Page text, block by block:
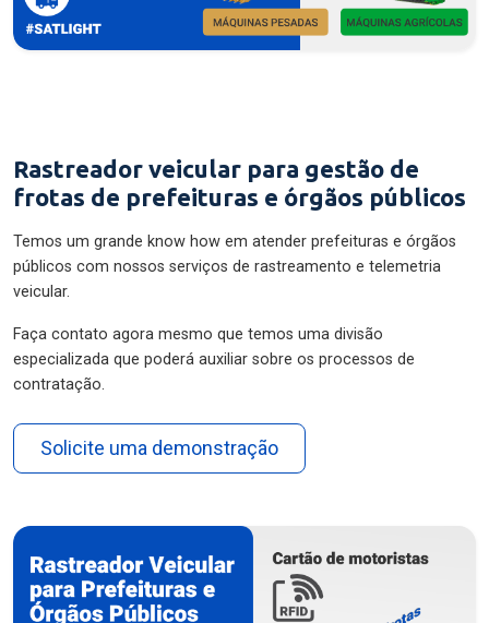
Rastreador veicular para gestão de
frotas de prefeituras e órgãos públicos
Temos um grande know how em atender prefeituras e órgãos
públicos com nossos serviços de rastreamento e telemetria
veicular.
Faça contato agora mesmo que temos uma divisão
especializada que poderá auxiliar sobre os processos de
contratação.
Solicite uma demonstração